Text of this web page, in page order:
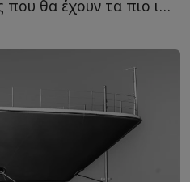
Αυτές είναι οι περιοχές που θα έχουν τα πιο ισχυρά μ...